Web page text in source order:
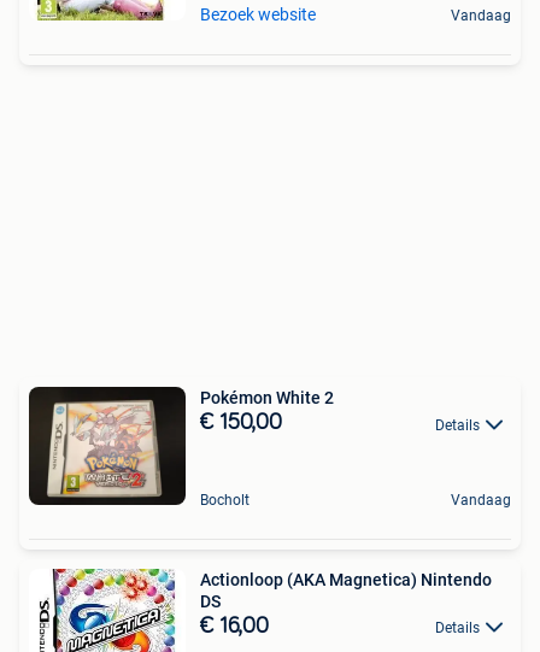
Bezoek website Vandaag
Pokémon White 2
€ 150,00 Details
Bocholt Vandaag
Actionloop (AKA Magnetica) Nintendo
DS
€ 16,00 Details